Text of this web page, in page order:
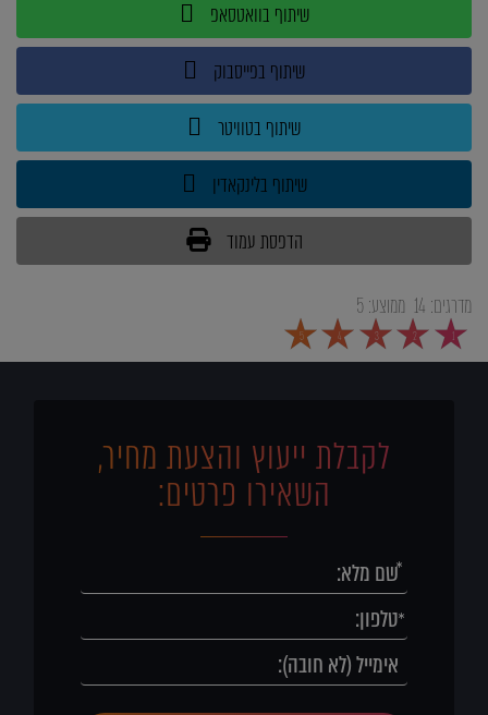
שיתוף בוואטסאפ
שיתוף בפייסבוק
שיתוף בטוויטר
שיתוף בלינקאדין
הדפסת עמוד
מדרגים: 14 ממוצע:5
1
2
3
4
5
לקבלת ייעוץ והצעת מחיר,
השאירו פרטים: